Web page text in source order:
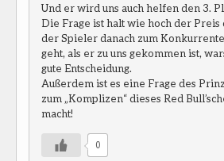
Und er wird uns auch helfen den 3.
Die Frage ist halt wie hoch der Preis
der Spieler danach zum
geht, als er zu uns gekommen ist,
gute Entscheidung.
Außerdem ist es eine Frage des
zum „Komplizen“ dieses Red
macht!
0